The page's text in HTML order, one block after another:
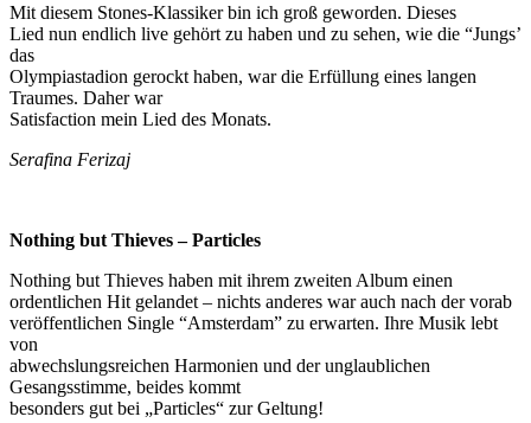
Mit diesem Stones-Klassiker bin ich groß geworden. Dieses
Lied nun endlich live gehört zu haben und zu sehen, wie die “Jungs’
das
Olympiastadion gerockt haben, war die Erfüllung eines langen
Traumes. Daher war
Satisfaction mein Lied des Monats.
Serafina Ferizaj
Nothing but Thieves – Particles
Nothing but Thieves haben mit ihrem zweiten Album einen
ordentlichen Hit gelandet – nichts anderes war auch nach der vorab
veröffentlichen Single “Amsterdam” zu erwarten. Ihre Musik lebt
von
abwechslungsreichen Harmonien und der unglaublichen
Gesangsstimme, beides kommt
besonders gut bei „Particles“ zur Geltung!